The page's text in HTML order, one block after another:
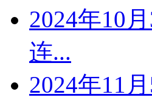
2024年10
连...
2024年11